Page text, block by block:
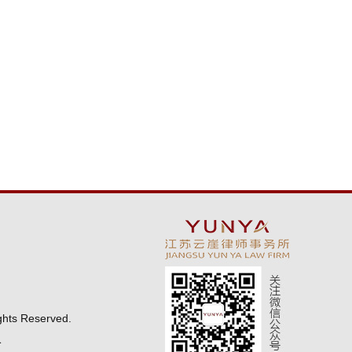
Reserved.